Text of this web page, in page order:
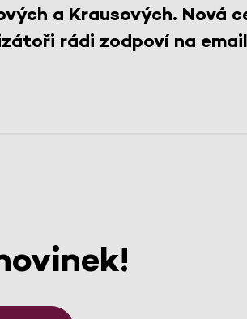
a Krausových. Nová
rádi zodpoví na